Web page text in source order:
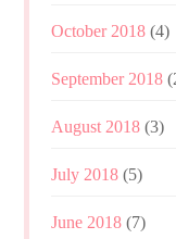
October 2018 (4)
September 2018
August 2018 (3)
July 2018 (5)
June 2018 (7)